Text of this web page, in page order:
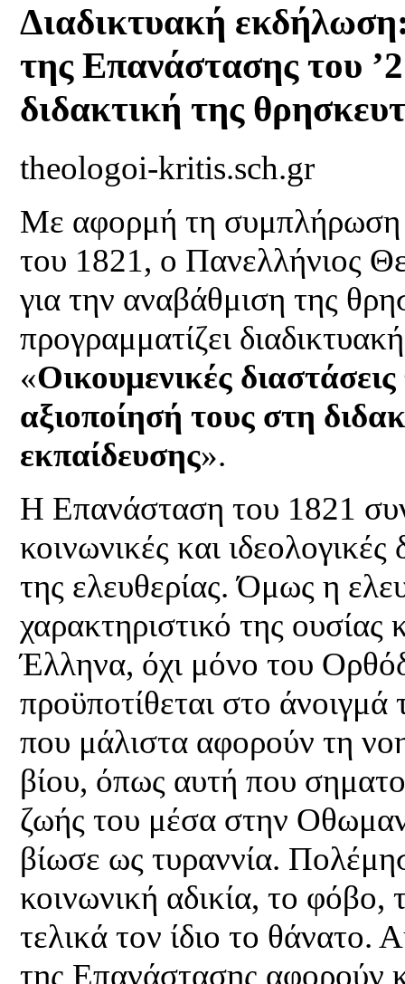
Διαδικτυακή
της Επανάστασης του
διδακτική της
theologoi-kritis.sch.gr
Με αφορμή τη
του 1821, ο Πανελλήνιος
για την αναβάθμιση της
προγραμματίζει
«Οικουμενικές
αξιοποίησή τους στη
εκπαίδευσης».
Η Επανάσταση του 1821
κοινωνικές και
της ελευθερίας. Όμως η
χαρακτηριστικό της
Έλληνα, όχι μόνο του
προϋποτίθεται στο
που μάλιστα αφορούν τη
βίου, όπως αυτή που
ζωής του μέσα στην
βίωσε ως τυραννία.
κοινωνική αδικία, το
τελικά τον ίδιο το θάνατο.
της Επανάστασης